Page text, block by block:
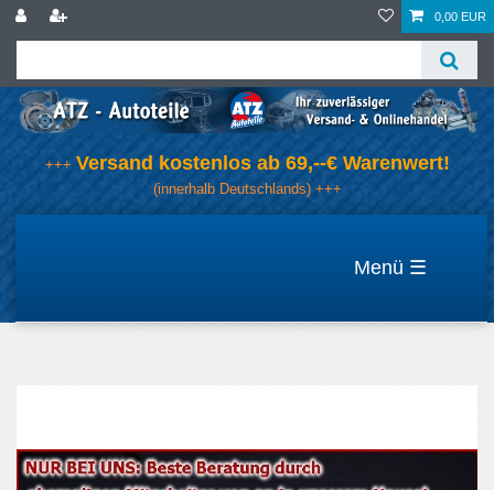
0,00 EUR
+++ Versand kostenlos ab 69,--€ Warenwert!
(innerhalb Deutschlands) +++
☰